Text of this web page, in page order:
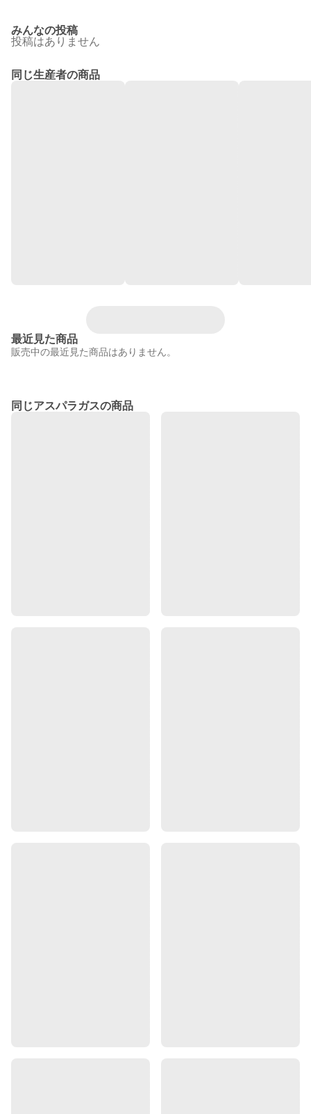
みんなの投稿
投稿はありません
同じ生産者の商品
最近見た商品
販売中の最近見た商品はありません。
同じアスパラガスの商品